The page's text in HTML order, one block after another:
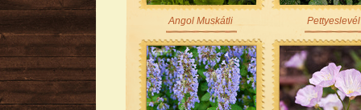
Angol Muskátli Pettyeslevél